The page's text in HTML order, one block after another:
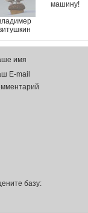
машину!
имя
E-mail
базу: